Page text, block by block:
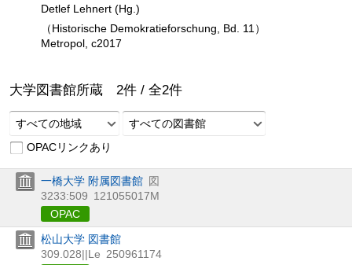
Detlef Lehnert (Hg.)
（Historische Demokratieforschung, Bd. 11）
Metropol, c2017
大学図書館所蔵 2件 / 全2件
すべての地域
すべての図書館
OPACリンクあり
一橋大学 附属図書館 図
3233:509 121055017M
OPAC
松山大学 図書館
309.028||Le 250961174